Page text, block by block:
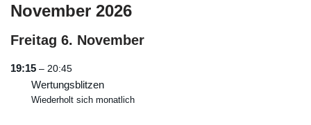
November 2026
Freitag 6. November
19:15 – 20:45
Wertungsblitzen
Wiederholt sich monatlich